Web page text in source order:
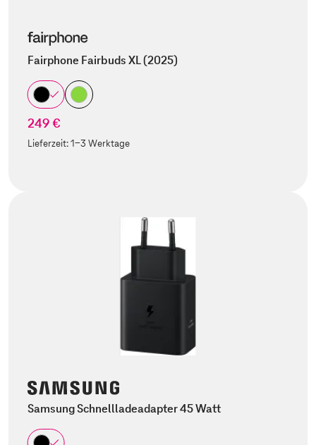
Fairphone Fairbuds XL (2025)
249 €
Lieferzeit:1-3 Werktage
Samsung Schnellladeadapter 45 Watt